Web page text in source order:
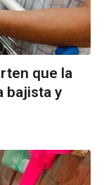
que la
bajista y